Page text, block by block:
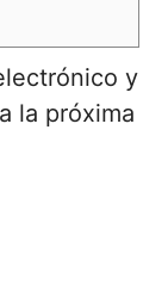
y
la próxima